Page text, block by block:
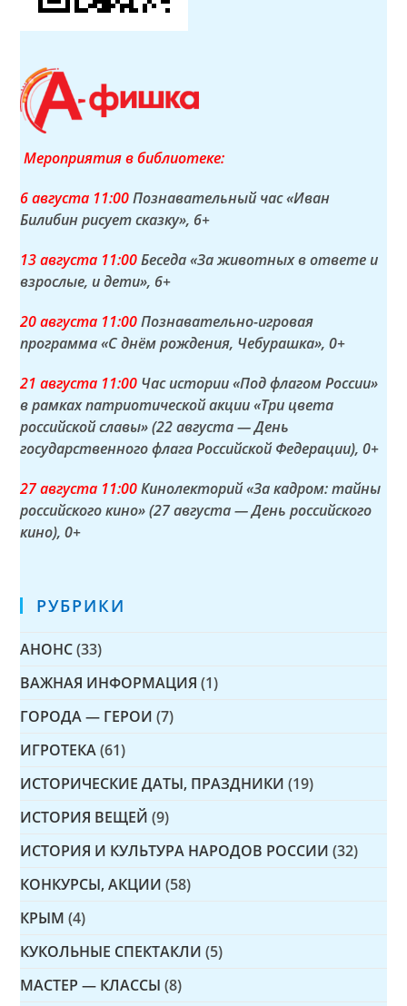
Мероприятия в библиотеке:
6 августа 11:00Познавательный час «Иван
Билибин рисует сказку», 6+
13 августа 11:00Беседа «За животных в ответе и
взрослые, и дети», 6+
20 августа 11:00Познавательно-игровая
программа «С днём рождения, Чебурашка», 0+
21 августа 11:00 Час истории «Под флагом России»
в рамках патриотической акции «Три цвета
российской славы» (22 августа — День
государственного флага Российской Федерации), 0+
27 августа 11:00Кинолекторий «За кадром: тайны
российского кино» (27 августа — День российского
кино), 0+
РУБРИКИ
АНОНС (33)
ВАЖНАЯ ИНФОРМАЦИЯ (1)
ГОРОДА — ГЕРОИ (7)
ИГРОТЕКА (61)
ИСТОРИЧЕСКИЕ ДАТЫ, ПРАЗДНИКИ (19)
ИСТОРИЯ ВЕЩЕЙ (9)
ИСТОРИЯ И КУЛЬТУРА НАРОДОВ РОССИИ (32)
КОНКУРСЫ, АКЦИИ (58)
КРЫМ (4)
КУКОЛЬНЫЕ СПЕКТАКЛИ (5)
МАСТЕР — КЛАССЫ (8)